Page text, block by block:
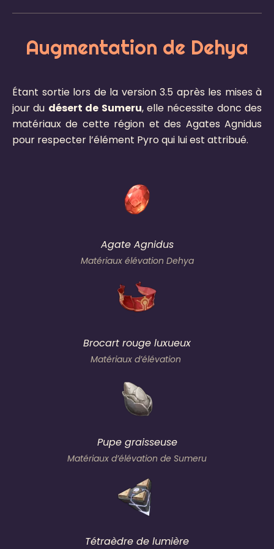
Augmentation de Dehya
Étant sortie lors de la version 3.5 après les mises à
jour du désert de Sumeru, elle nécessite donc des
matériaux de cette région et des Agates Agnidus
pour respecter l’élément Pyro qui lui est attribué.
Agate Agnidus
Matériaux élévation Dehya
Brocart rouge luxueux
Matériaux d’élévation
Pupe graisseuse
Matériaux d’élévation de Sumeru
Tétraèdre de lumière